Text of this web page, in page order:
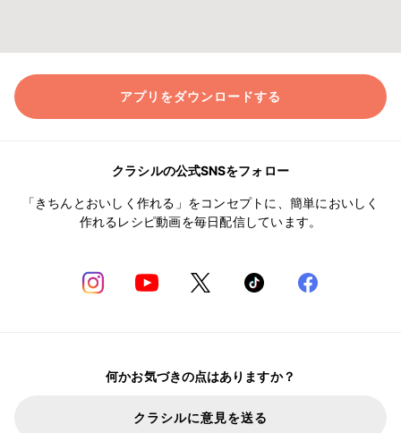
アプリをダウンロードする
クラシルの公式SNSをフォロー
「きちんとおいしく作れる」をコンセプトに、簡単においしく
作れるレシピ動画を毎日配信しています。
何かお気づきの点はありますか？
クラシルに意見を送る